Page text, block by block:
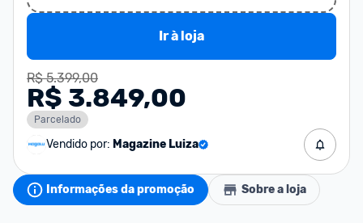
Ir à loja
R$ 5.399,00
R$ 3.849,00
Parcelado
Vendido por: Magazine Luiza
Informações da promoção Sobre a loja